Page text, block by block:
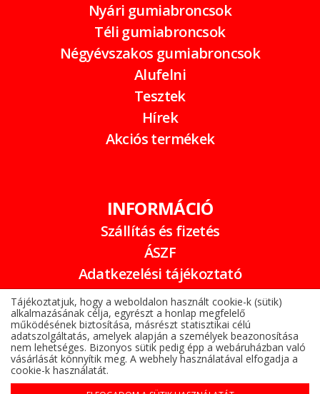
Nyári gumiabroncsok
Téli gumiabroncsok
Négyévszakos gumiabroncsok
Alufelni
Tesztek
Hírek
Akciós termékek
INFORMÁCIÓ
Szállítás és fizetés
ÁSZF
Adatkezelési tájékoztató
Garancia
Online elállási nyilatkozat
Tájékoztatjuk, hogy a weboldalon használt cookie-k (sütik)
alkalmazásának célja, egyrészt a honlap megfelelő
működésének biztosítása, másrészt statisztikai célú
adatszolgáltatás, amelyek alapján a személyek beazonosítása
nem lehetséges. Bizonyos sütik pedig épp a webáruházban való
vásárlását könnyítik meg. A webhely használatával elfogadja a
cookie-k használatát.